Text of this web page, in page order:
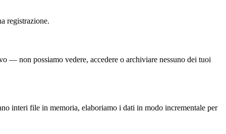
registrazione.
— non possiamo vedere, accedere o archiviare nessuno dei tuoi
interi file in memoria, elaboriamo i dati in modo incrementale per